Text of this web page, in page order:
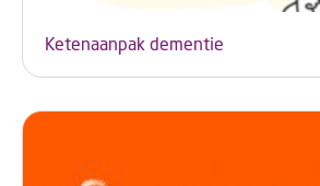
Ketenaanpak dementie